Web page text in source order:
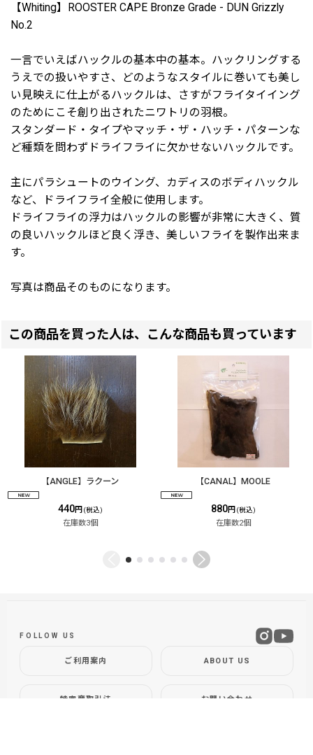
【Whiting】ROOSTER CAPE Bronze Grade - DUN Grizzly
No.2
一言でいえばハックルの基本中の基本。ハックリングする
うえでの扱いやすさ、どのようなスタイルに巻いても美し
い見映えに仕上がるハックルは、さすがフライタイイング
のためにこそ創り出されたニワトリの羽根。
スタンダード・タイプやマッチ・ザ・ハッチ・パターンな
ど種類を問わずドライフライに欠かせないハックルです。
主にパラシュートのウイング、カディスのボディハックル
など、ドライフライ全般に使用します。
ドライフライの浮力はハックルの影響が非常に大きく、質
の良いハックルほど良く浮き、美しいフライを製作出来ま
す。
写真は商品そのものになります。
この商品を買った人は、こんな商品も買っています
【ANGLE】ラクーン
440円 (税込)
在庫数3個
【CANAL】MOOLE
880円 (税込)
在庫数2個
ご利用案内 ABOUT US
特定商取引法 お問い合わせ
FOLLOW US